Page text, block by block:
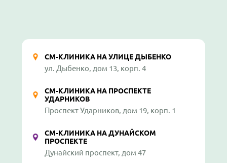
СМ-КЛИНИКА НА УЛИЦЕ ДЫБЕНКО
ул. Дыбенко, дом 13, корп. 4
СМ-КЛИНИКА НА ПРОСПЕКТЕ
УДАРНИКОВ
Проспект Ударников, дом 19, корп. 1
СМ-КЛИНИКА НА ДУНАЙСКОМ
ПРОСПЕКТЕ
Дунайский проспект, дом 47